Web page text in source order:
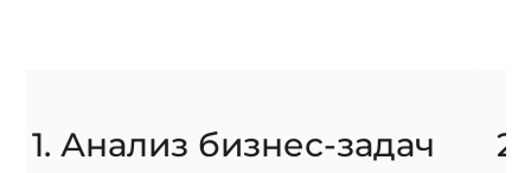
1. Анализ бизнес-задач